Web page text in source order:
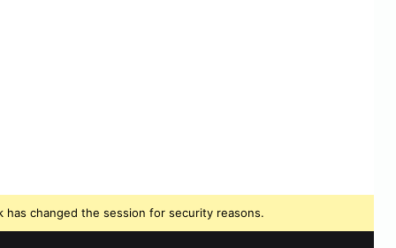
changed the session for security reasons.